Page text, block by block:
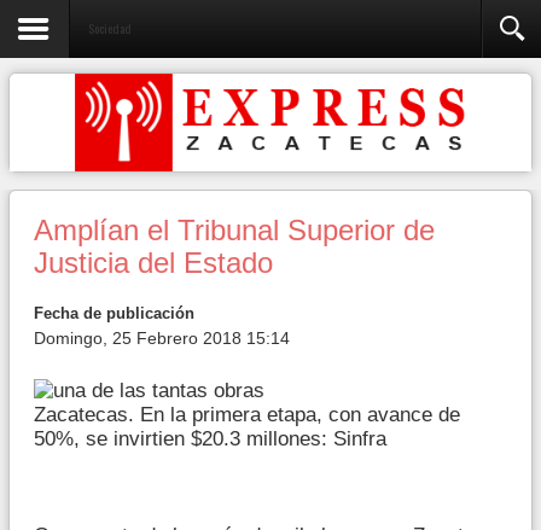
Sociedad
Amplían el Tribunal Superior de
Justicia del Estado
Fecha de publicación
Domingo, 25 Febrero 2018 15:14
Zacatecas. En la primera etapa, con avance de
50%, se invirtien $20.3 millones: Sinfra